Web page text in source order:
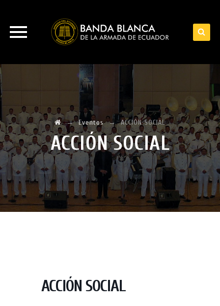
→Eventos→ACCIÓN SOCIAL
ACCIÓN SOCIAL
ACCIÓN SOCIAL